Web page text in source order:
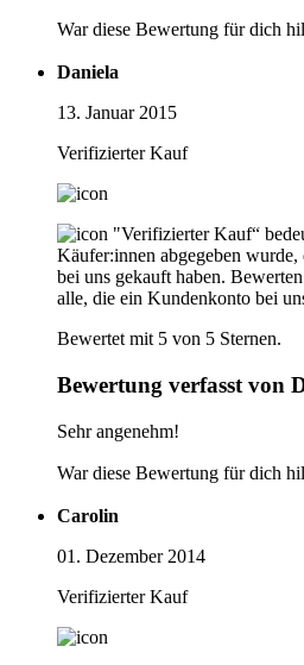
War diese Bewertung für dich
Daniela
13. Januar 2015
Verifizierter Kauf
"Verifizierter Kauf“
Käufer:innen abgegeben wurde,
bei uns gekauft haben.
alle, die ein Kundenkonto bei
Bewertet mit 5 von 5 Sternen.
Bewertung verfasst von
Sehr angenehm!
War diese Bewertung für dich
Carolin
01. Dezember 2014
Verifizierter Kauf